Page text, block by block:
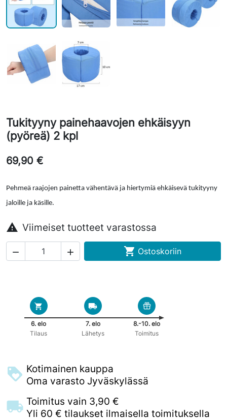
Tukityyny painehaavojen ehkäisyyn
(pyöreä) 2 kpl
69,90 €
Pehmeä raajojen painetta vähentävä ja hiertymiä ehkäisevä tukityyny
jaloille ja käsille.
 Viimeiset tuotteet varastossa
   Ostoskoriin
6. elo
Tilaus
7. elo
Lähetys
8.-10. elo
Toimitus
Kotimainen kauppa
Oma varasto Jyväskylässä
Toimitus vain 3,90 €
Yli 60 € tilaukset ilmaisella toimituksella